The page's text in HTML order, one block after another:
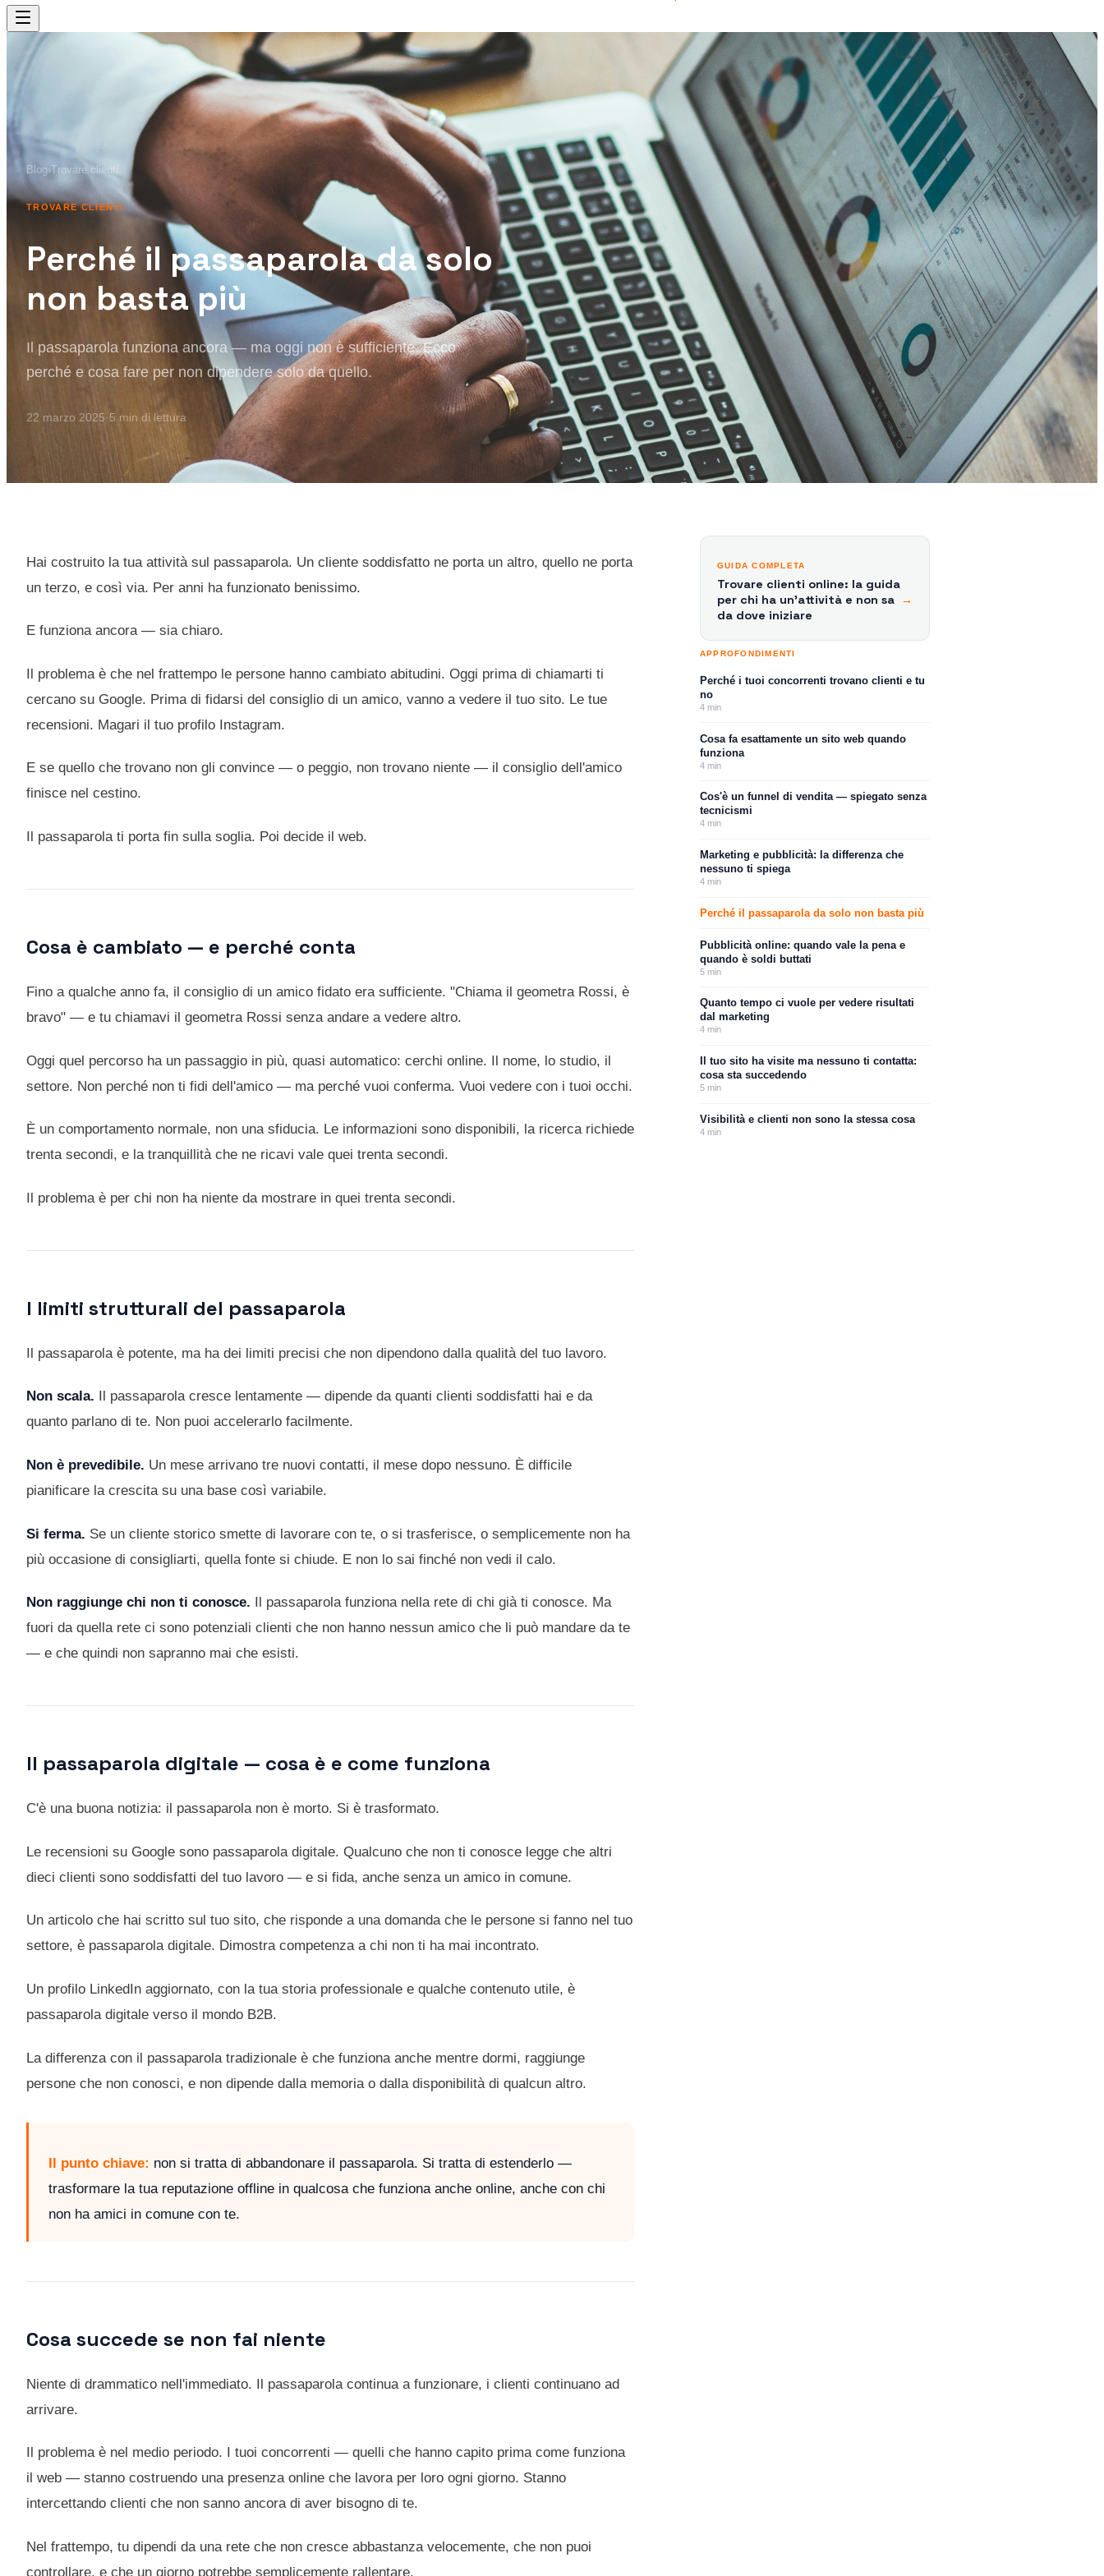
Blog›Trovare clienti
TROVARE CLIENTI
Perché il passaparola da solo
non basta più
Il passaparola funziona ancora — ma oggi non è sufficiente. Ecco
perché e cosa fare per non dipendere solo da quello.
22 marzo 2025·5 min di lettura
Hai costruito la tua attività sul passaparola. Un cliente soddisfatto ne porta un altro, quello ne porta
un terzo, e così via. Per anni ha funzionato benissimo.
E funziona ancora — sia chiaro.
Il problema è che nel frattempo le persone hanno cambiato abitudini. Oggi prima di chiamarti ti
cercano su Google. Prima di fidarsi del consiglio di un amico, vanno a vedere il tuo sito. Le tue
recensioni. Magari il tuo profilo Instagram.
E se quello che trovano non gli convince — o peggio, non trovano niente — il consiglio dell'amico
finisce nel cestino.
Il passaparola ti porta fin sulla soglia. Poi decide il web.
Cosa è cambiato — e perché conta
Fino a qualche anno fa, il consiglio di un amico fidato era sufficiente. "Chiama il geometra Rossi, è
bravo" — e tu chiamavi il geometra Rossi senza andare a vedere altro.
Oggi quel percorso ha un passaggio in più, quasi automatico: cerchi online. Il nome, lo studio, il
settore. Non perché non ti fidi dell'amico — ma perché vuoi conferma. Vuoi vedere con i tuoi occhi.
È un comportamento normale, non una sfiducia. Le informazioni sono disponibili, la ricerca richiede
trenta secondi, e la tranquillità che ne ricavi vale quei trenta secondi.
Il problema è per chi non ha niente da mostrare in quei trenta secondi.
I limiti strutturali del passaparola
Il passaparola è potente, ma ha dei limiti precisi che non dipendono dalla qualità del tuo lavoro.
Non scala. Il passaparola cresce lentamente — dipende da quanti clienti soddisfatti hai e da
quanto parlano di te. Non puoi accelerarlo facilmente.
Non è prevedibile. Un mese arrivano tre nuovi contatti, il mese dopo nessuno. È difficile
pianificare la crescita su una base così variabile.
Si ferma. Se un cliente storico smette di lavorare con te, o si trasferisce, o semplicemente non ha
più occasione di consigliarti, quella fonte si chiude. E non lo sai finché non vedi il calo.
Non raggiunge chi non ti conosce. Il passaparola funziona nella rete di chi già ti conosce. Ma
fuori da quella rete ci sono potenziali clienti che non hanno nessun amico che li può mandare da te
— e che quindi non sapranno mai che esisti.
Il passaparola digitale — cosa è e come funziona
C'è una buona notizia: il passaparola non è morto. Si è trasformato.
Le recensioni su Google sono passaparola digitale. Qualcuno che non ti conosce legge che altri
dieci clienti sono soddisfatti del tuo lavoro — e si fida, anche senza un amico in comune.
Un articolo che hai scritto sul tuo sito, che risponde a una domanda che le persone si fanno nel tuo
settore, è passaparola digitale. Dimostra competenza a chi non ti ha mai incontrato.
Un profilo LinkedIn aggiornato, con la tua storia professionale e qualche contenuto utile, è
passaparola digitale verso il mondo B2B.
La differenza con il passaparola tradizionale è che funziona anche mentre dormi, raggiunge
persone che non conosci, e non dipende dalla memoria o dalla disponibilità di qualcun altro.
Il punto chiave: non si tratta di abbandonare il passaparola. Si tratta di estenderlo —
trasformare la tua reputazione offline in qualcosa che funziona anche online, anche con chi
non ha amici in comune con te.
Cosa succede se non fai niente
Niente di drammatico nell'immediato. Il passaparola continua a funzionare, i clienti continuano ad
arrivare.
Il problema è nel medio periodo. I tuoi concorrenti — quelli che hanno capito prima come funziona
il web — stanno costruendo una presenza online che lavora per loro ogni giorno. Stanno
intercettando clienti che non sanno ancora di aver bisogno di te.
Nel frattempo, tu dipendi da una rete che non cresce abbastanza velocemente, che non puoi
controllare, e che un giorno potrebbe semplicemente rallentare.
GUIDA COMPLETA
Trovare clienti online: la guida
per chi ha un'attività e non sa
da dove iniziare
→
APPROFONDIMENTI
Perché i tuoi concorrenti trovano clienti e tu
no
4 min
Cosa fa esattamente un sito web quando
funziona
4 min
Cos'è un funnel di vendita — spiegato senza
tecnicismi
4 min
Marketing e pubblicità: la differenza che
nessuno ti spiega
4 min
Perché il passaparola da solo non basta più
Pubblicità online: quando vale la pena e
quando è soldi buttati
5 min
Quanto tempo ci vuole per vedere risultati
dal marketing
4 min
Il tuo sito ha visite ma nessuno ti contatta:
cosa sta succedendo
5 min
Visibilità e clienti non sono la stessa cosa
4 min